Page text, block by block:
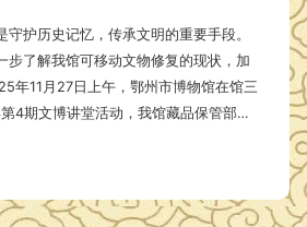
护历史记忆，传承文明的重要手段。
步了解我馆可移动文物修复的现状，加
年11月27日上午，鄂州市博物馆在馆三
4期文博讲堂活动，我馆藏品保管部主
题报告。此次讲座由馆长杨震主持，
项目以及馆藏纸质文物保护修复项目，